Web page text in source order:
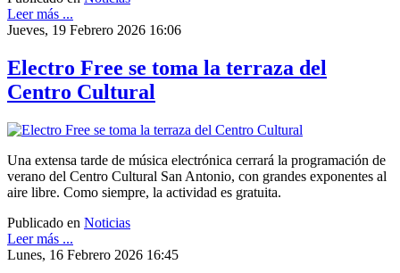
Leer más ...
Jueves, 19 Febrero 2026 16:06
Electro Free se toma la terraza del
Centro Cultural
Una extensa tarde de música electrónica cerrará la programación de
verano del Centro Cultural San Antonio, con grandes exponentes al
aire libre. Como siempre, la actividad es gratuita.
Publicado en Noticias
Leer más ...
Lunes, 16 Febrero 2026 16:45